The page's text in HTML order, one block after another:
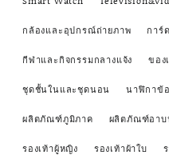
กล้องและอุปกรณ์ถ่ายภาพ การ์
กีฬาและกิจกรรมกลางแจ้ง ของ
ชุดชั้นในและชุดนอน นาฬิกาข้
ผลิตภัณฑ์ภูมิภาค ผลิตภัณฑ์อาบ
รองเท้าผู้หญิง รองเท้าผ้าใบ